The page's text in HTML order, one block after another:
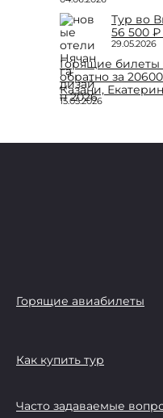
Тур во
56 500 ₽
29.05.2026
Горящие билеты
обратно за
Казани,
15.05.2026
Горящие авиабилеты
Как купить тур
Часто задаваемые